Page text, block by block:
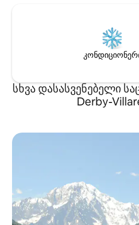
სხვა დასასვენებელი
Derby-